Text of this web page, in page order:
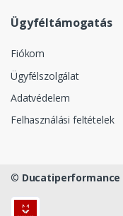
Ügyféltámogatás
Fiókom
Ügyfélszolgálat
Adatvédelem
Felhasználási feltételek
© Ducatiperformance